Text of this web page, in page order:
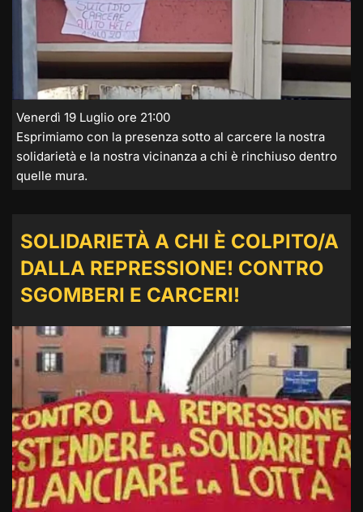
Venerdì 19 Luglio ore 21:00
Esprimiamo con la presenza sotto al carcere la nostra
solidarietà e la nostra vicinanza a chi è rinchiuso dentro
quelle mura.
SOLIDARIETÀ A CHI È COLPITO/A
DALLA REPRESSIONE! CONTRO
SGOMBERI E CARCERI!